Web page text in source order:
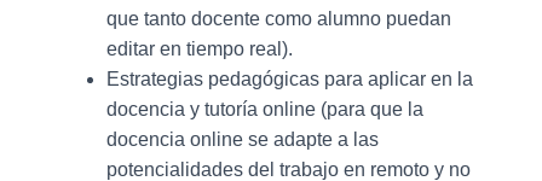
que tanto docente como alumno puedan
editar en tiempo real).
Estrategias pedagógicas para aplicar en la
docencia y tutoría online (para que la
docencia online se adapte a las
potencialidades del trabajo en remoto y no